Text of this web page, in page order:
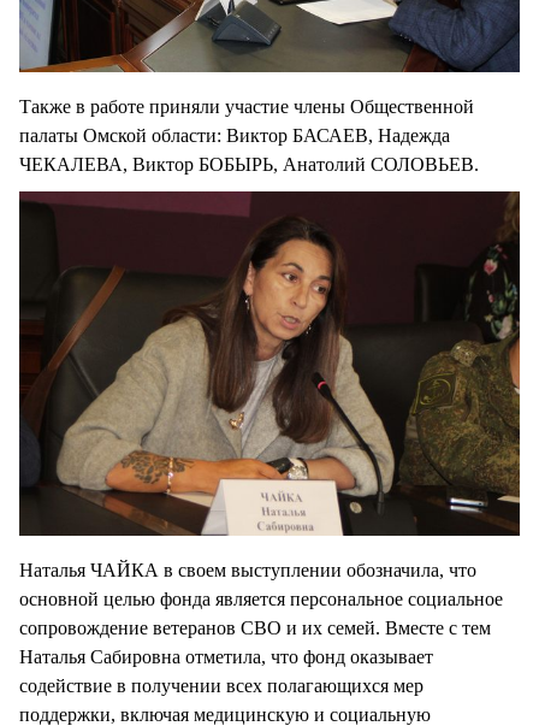
Также в работе приняли участие члены Общественной
палаты Омской области: Виктор БАСАЕВ, Надежда
ЧЕКАЛЕВА, Виктор БОБЫРЬ, Анатолий СОЛОВЬЕВ.
Наталья ЧАЙКА в своем выступлении обозначила, что
основной целью фонда является персональное социальное
сопровождение ветеранов СВО и их семей. Вместе с тем
Наталья Сабировна отметила, что фонд оказывает
содействие в получении всех полагающихся мер
поддержки, включая медицинскую и социальную